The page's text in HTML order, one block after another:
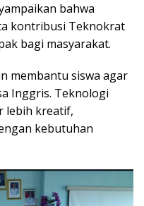
bahwa
kontribusi Teknokrat
bagi masyarakat.
membantu siswa agar
Inggris. Teknologi
lebih kreatif,
kebutuhan